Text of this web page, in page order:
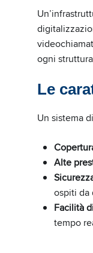
ogni
Le
Un sistema
Alte
ospiti da
Facilità
tempo